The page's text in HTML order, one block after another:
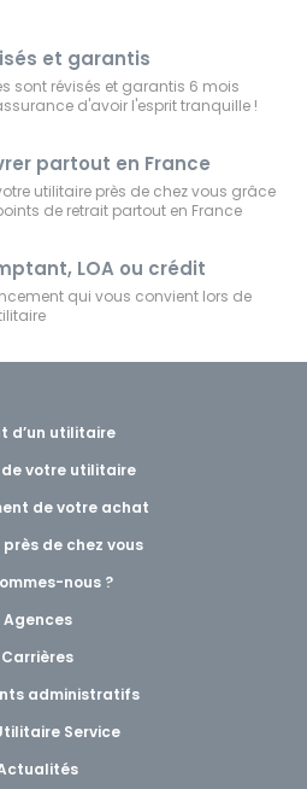
et garantis
sont révisés et garantis 6 mois
d'avoir l'esprit tranquille !
partout en France
utilitaire près de chez vous grâce
de retrait partout en France
LOA ou crédit
qui vous convient lors de
d’un utilitaire
de votre utilitaire
de votre achat
près de chez vous
nous ?
Agences
Carrières
administratifs
Service